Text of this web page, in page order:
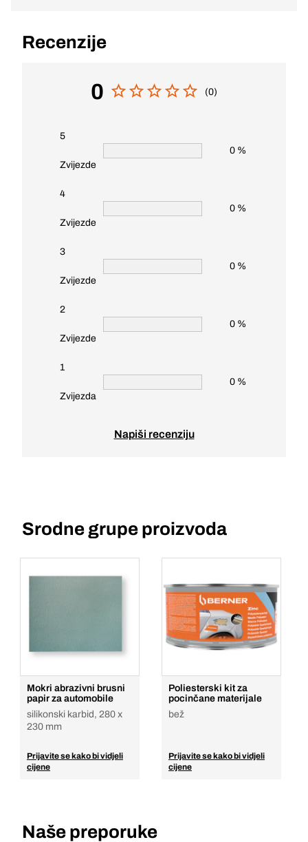
Recenzije
0 (0)
5
Zvijezde
0 %
4
Zvijezde
0 %
3
Zvijezde
0 %
2
Zvijezde
0 %
1
Zvijezda
0 %
Napiši recenziju
Srodne grupe proizvoda
Mokri abrazivni brusni
papir za automobile
silikonski karbid, 280 x
230 mm
Prijavite se kako bi vidjeli
cijene
Poliesterski kit za
pocinčane materijale
bež
Prijavite se kako bi vidjeli
cijene
Naše preporuke